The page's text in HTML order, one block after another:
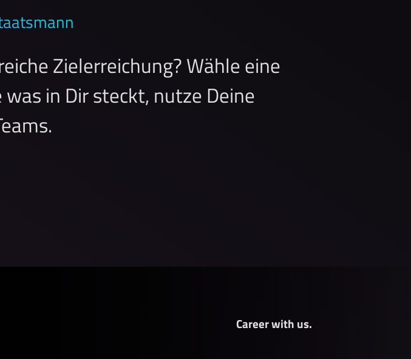
Zielerreichung? Wähle eine
in Dir steckt, nutze Deine
Career with us.